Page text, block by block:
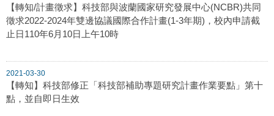
【轉知/計畫徵求】科技部與波蘭國家研究發展中心(NCBR)共同
徵求2022-2024年雙邊協議國際合作計畫(1-3年期)，校內申請截
止日110年6月10日上午10時
2021-03-30
【轉知】科技部修正「科技部補助專題研究計畫作業要點」第十
點，並自即日生效